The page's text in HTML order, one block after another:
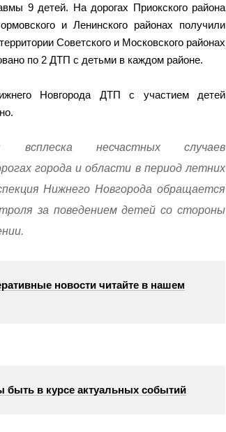
9 детей. На дорогах Приокского района
и Ленинского районах получили
Советского и Московского районах
по 2 ДТП с детьми в каждом районе.
Новгорода ДТП с участием детей
несчастных случаев
города и области в период летних
Нижнего Новгорода обращается
за поведением детей со стороны
новости читайте в нашем
быть в курсе актуальных событий